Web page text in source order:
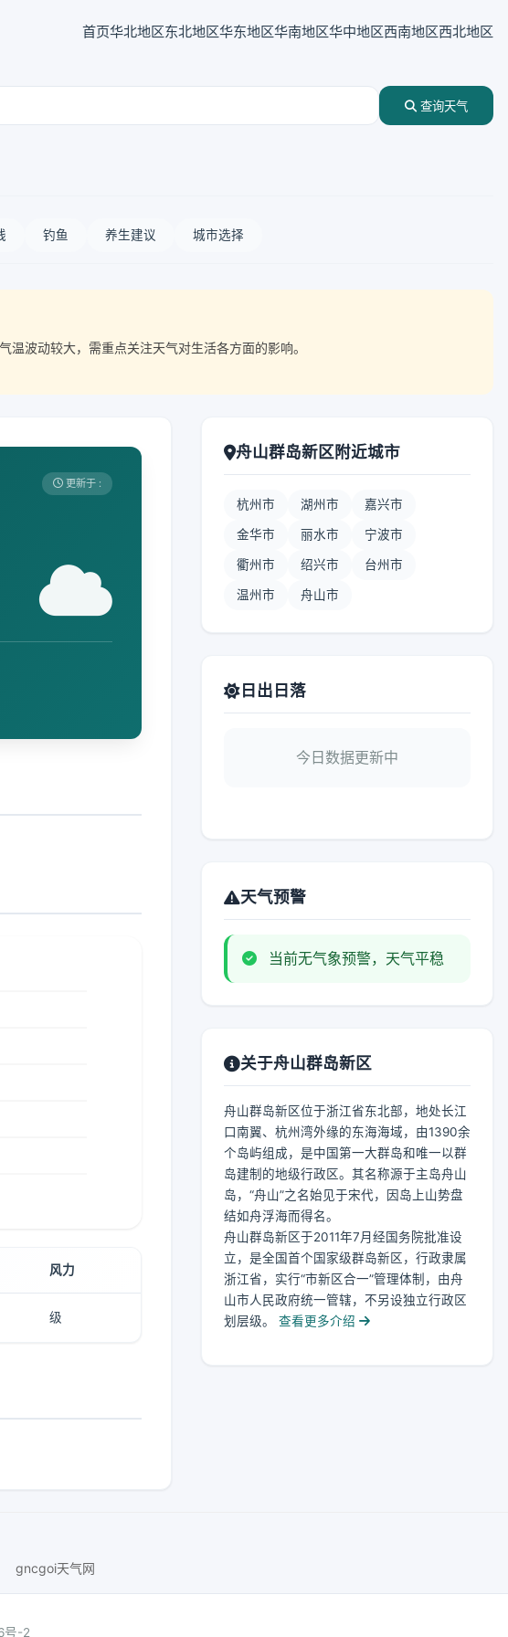
首页华北地区东北地区华东地区华南地区华中地区西南地区西北地区
查询天气
钓鱼 养生建议 城市选择
波动较大，需重点关注天气对生活各方面的影响。
更新于 :
风力
级
舟山群岛新区附近城市
杭州市 湖州市 嘉兴市
金华市 丽水市 宁波市
衢州市 绍兴市 台州市
温州市 舟山市
日出日落
今日数据更新中
天气预警
当前无气象预警，天气平稳
关于舟山群岛新区
舟山群岛新区位于浙江省东北部，地处长江
口南翼、杭州湾外缘的东海海域，由1390余
个岛屿组成，是中国第一大群岛和唯一以群
岛建制的地级行政区。其名称源于主岛舟山
岛，“舟山”之名始见于宋代，因岛上山势盘
结如舟浮海而得名。
舟山群岛新区于2011年7月经国务院批准设
立，是全国首个国家级群岛新区，行政隶属
浙江省，实行“市新区合一”管理体制，由舟
山市人民政府统一管辖，不另设独立行政区
划层级。
查看更多介绍
gncgoi天气网
号-2